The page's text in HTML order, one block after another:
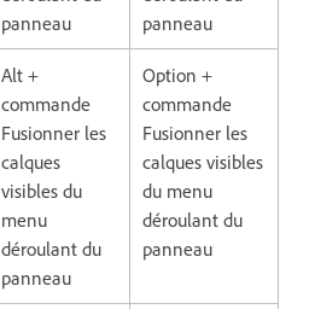
panneau
panneau
Alt +
commande
Fusionner les
calques
visibles du
menu
déroulant du
panneau
Option +
commande
Fusionner les
calques visibles
du menu
déroulant du
panneau